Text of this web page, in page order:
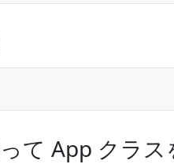
て App クラス